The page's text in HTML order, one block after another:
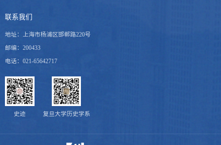
联系我们
地址：上海市杨浦区邯郸路220号
邮编：200433
电话：021-65642717
史迹 复旦大学历史学系